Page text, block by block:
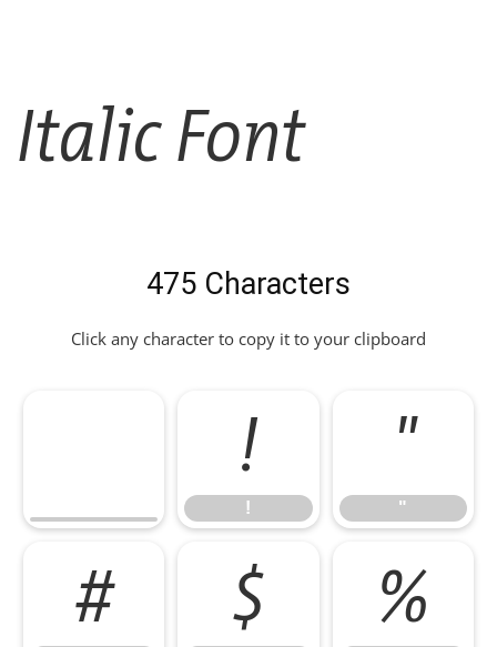
Italic Font
475 Characters
Click any character to copy it to your clipboard
!
!
"
"
# $ %